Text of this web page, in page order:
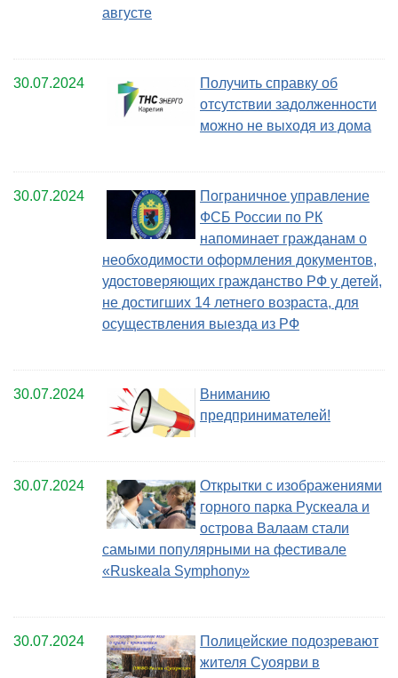
августе
30.07.2024
Получить справку об
отсутствии задолженности
можно не выходя из дома
30.07.2024
Пограничное управление
ФСБ России по РК
напоминает гражданам о
необходимости оформления документов,
удостоверяющих гражданство РФ у детей,
не достигших 14 летнего возраста, для
осуществления выезда из РФ
30.07.2024
Вниманию
предпринимателей!
30.07.2024
Открытки с изображениями
горного парка Рускеала и
острова Валаам стали
самыми популярными на фестивале
«Ruskeala Symphony»
30.07.2024
Полицейские подозревают
жителя Суоярви в